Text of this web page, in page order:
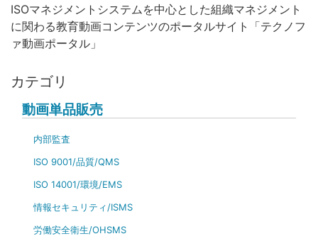
ISOマネジメントシステムを中心とした組織マネジメント
に関わる教育動画コンテンツのポータルサイト「テクノフ
ァ動画ポータル」
カテゴリ
動画単品販売
内部監査
ISO 9001/品質/QMS
ISO 14001/環境/EMS
情報セキュリティ/ISMS
労働安全衛生/OHSMS